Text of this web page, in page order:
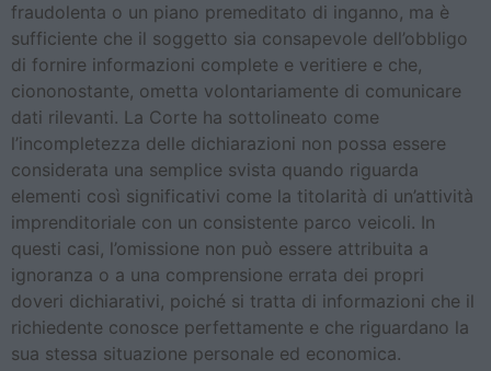
fraudolenta o un piano premeditato di inganno, ma è
sufficiente che il soggetto sia consapevole dell’obbligo
di fornire informazioni complete e veritiere e che,
ciononostante, ometta volontariamente di comunicare
dati rilevanti. La Corte ha sottolineato come
l’incompletezza delle dichiarazioni non possa essere
considerata una semplice svista quando riguarda
elementi così significativi come la titolarità di un’attività
imprenditoriale con un consistente parco veicoli. In
questi casi, l’omissione non può essere attribuita a
ignoranza o a una comprensione errata dei propri
doveri dichiarativi, poiché si tratta di informazioni che il
richiedente conosce perfettamente e che riguardano la
sua stessa situazione personale ed economica.